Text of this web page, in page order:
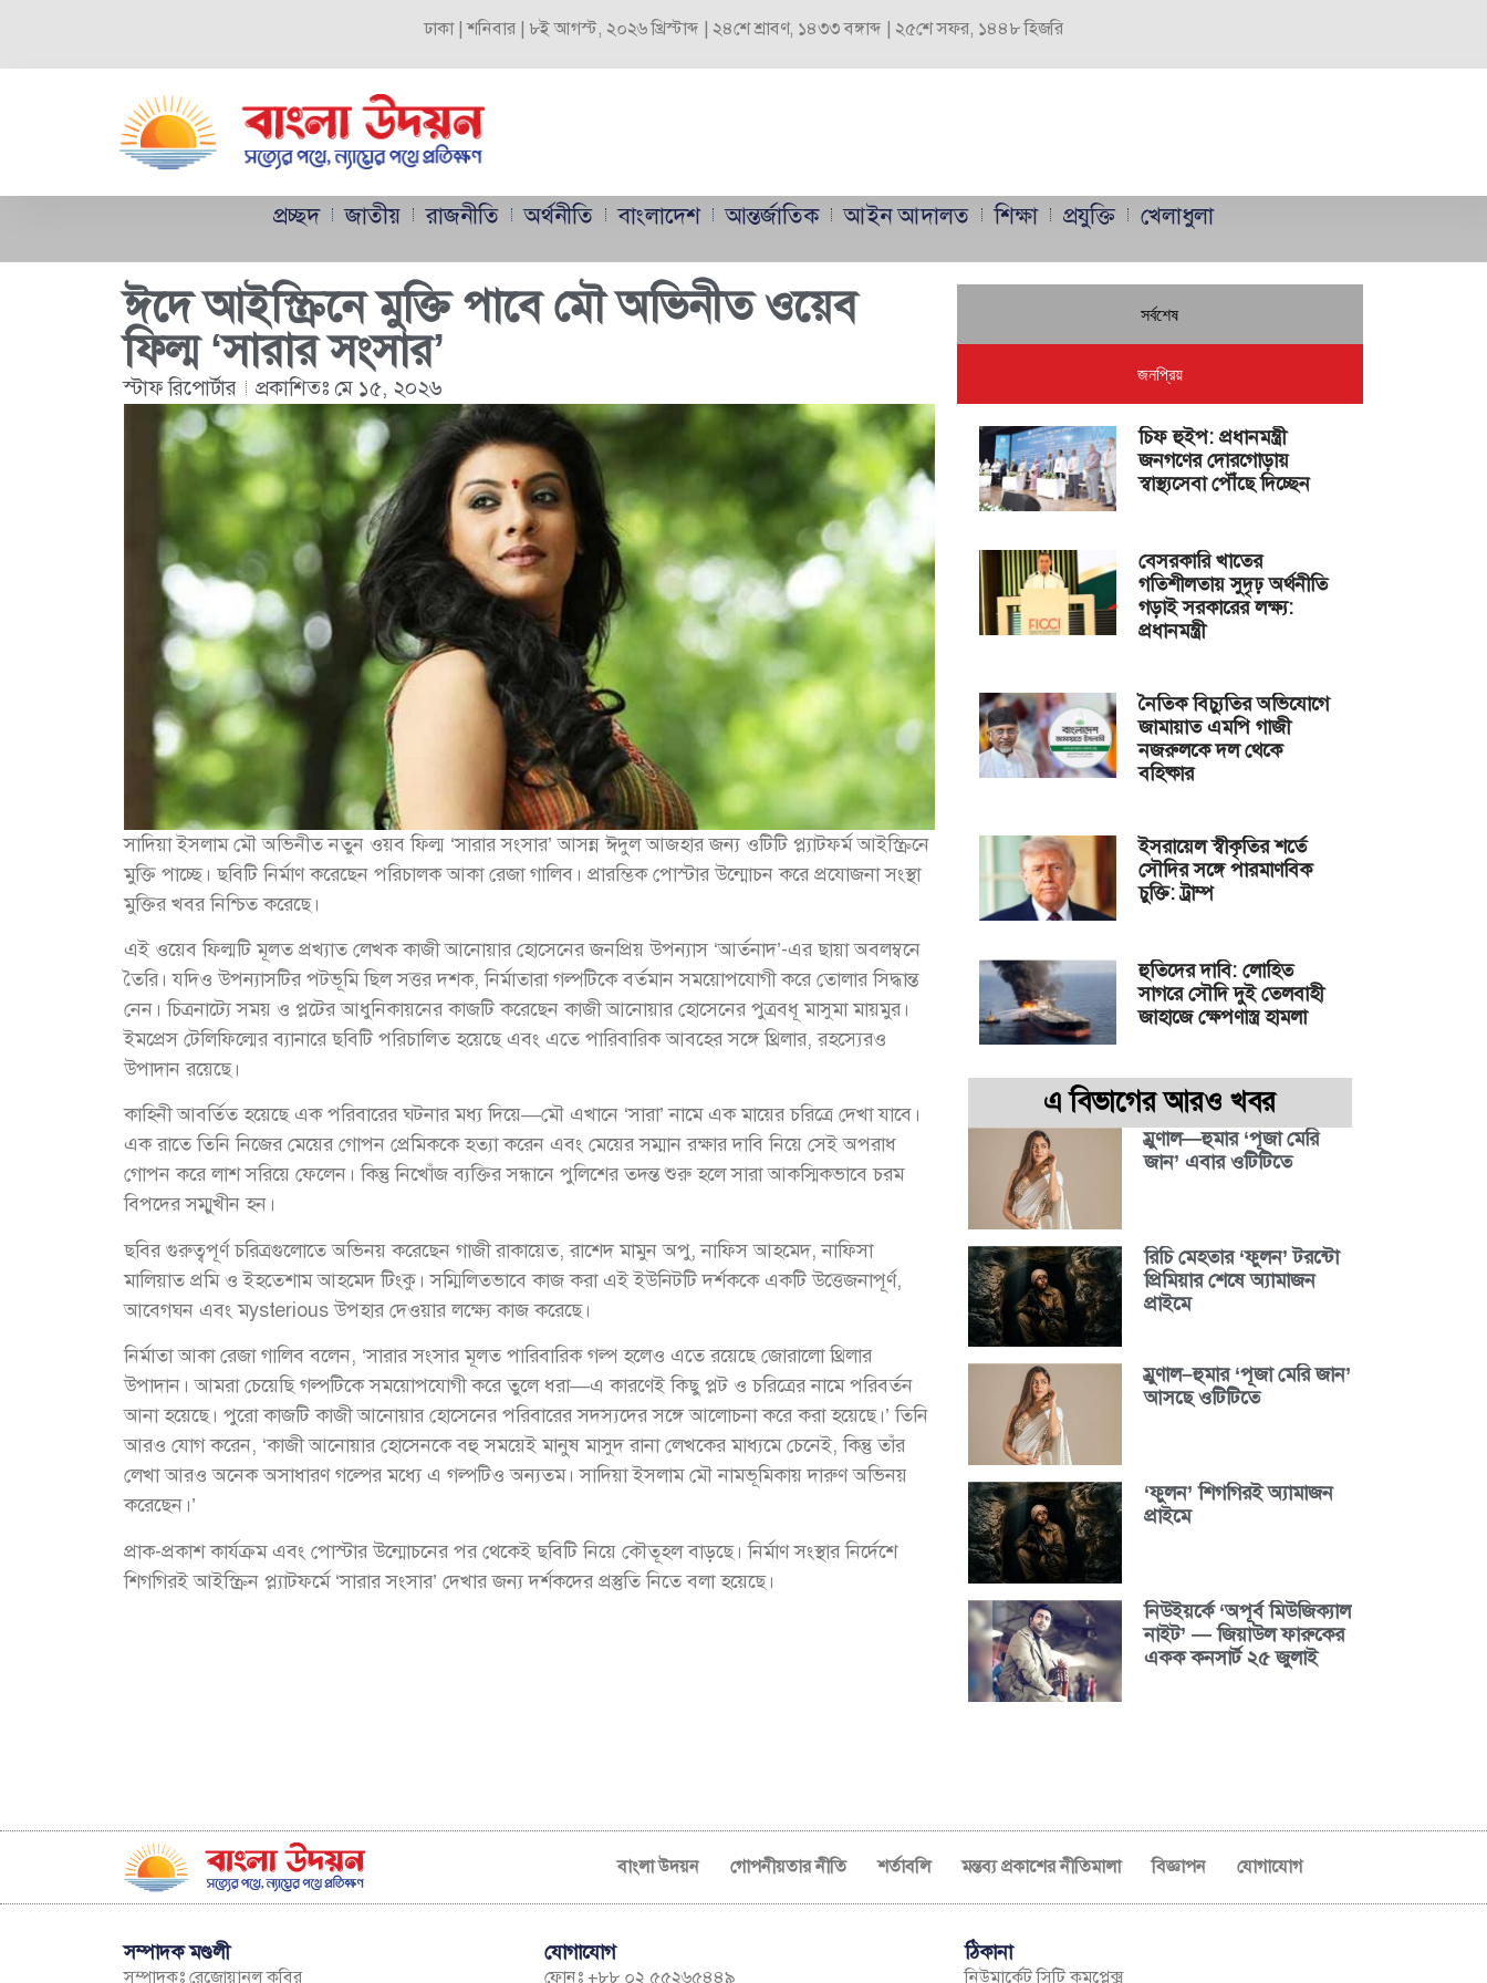
ঢাকা | শনিবার | ৮ই আগস্ট, ২০২৬ খ্রিস্টাব্দ | ২৪শে শ্রাবণ, ১৪৩৩ বঙ্গাব্দ | ২৫শে সফর, ১৪৪৮ হিজরি
প্রচ্ছদ জাতীয় রাজনীতি অর্থনীতি বাংলাদেশ আন্তর্জাতিক আইন আদালত শিক্ষা প্রযুক্তি খেলাধুলা
ঈদে আইস্ক্রিনে মুক্তি পাবে মৌ অভিনীত ওয়েব
ফিল্ম ‘সারার সংসার’
স্টাফ রিপোর্টার প্রকাশিতঃ মে ১৫, ২০২৬
সাদিয়া ইসলাম মৌ অভিনীত নতুন ওয়ব ফিল্ম ‘সারার সংসার’ আসন্ন ঈদুল আজহার জন্য ওটিটি প্ল্যাটফর্ম আইস্ক্রিনে
মুক্তি পাচ্ছে। ছবিটি নির্মাণ করেছেন পরিচালক আকা রেজা গালিব। প্রারম্ভিক পোস্টার উন্মোচন করে প্রযোজনা সংস্থা
মুক্তির খবর নিশ্চিত করেছে।
এই ওয়েব ফিল্মটি মূলত প্রখ্যাত লেখক কাজী আনোয়ার হোসেনের জনপ্রিয় উপন্যাস ‘আর্তনাদ’-এর ছায়া অবলম্বনে
তৈরি। যদিও উপন্যাসটির পটভূমি ছিল সত্তর দশক, নির্মাতারা গল্পটিকে বর্তমান সময়োপযোগী করে তোলার সিদ্ধান্ত
নেন। চিত্রনাট্যে সময় ও প্লটের আধুনিকায়নের কাজটি করেছেন কাজী আনোয়ার হোসেনের পুত্রবধূ মাসুমা মায়মুর।
ইমপ্রেস টেলিফিল্মের ব্যানারে ছবিটি পরিচালিত হয়েছে এবং এতে পারিবারিক আবহের সঙ্গে থ্রিলার, রহস্যেরও
উপাদান রয়েছে।
কাহিনী আবর্তিত হয়েছে এক পরিবারের ঘটনার মধ্য দিয়ে—মৌ এখানে ‘সারা’ নামে এক মায়ের চরিত্রে দেখা যাবে।
এক রাতে তিনি নিজের মেয়ের গোপন প্রেমিককে হত্যা করেন এবং মেয়ের সম্মান রক্ষার দাবি নিয়ে সেই অপরাধ
গোপন করে লাশ সরিয়ে ফেলেন। কিন্তু নিখোঁজ ব্যক্তির সন্ধানে পুলিশের তদন্ত শুরু হলে সারা আকস্মিকভাবে চরম
বিপদের সম্মুখীন হন।
ছবির গুরুত্বপূর্ণ চরিত্রগুলোতে অভিনয় করেছেন গাজী রাকায়েত, রাশেদ মামুন অপু, নাফিস আহমেদ, নাফিসা
মালিয়াত প্রমি ও ইহতেশাম আহমেদ টিংকু। সম্মিলিতভাবে কাজ করা এই ইউনিটটি দর্শককে একটি উত্তেজনাপূর্ণ,
আবেগঘন এবং মysterious উপহার দেওয়ার লক্ষ্যে কাজ করেছে।
নির্মাতা আকা রেজা গালিব বলেন, ‘সারার সংসার মূলত পারিবারিক গল্প হলেও এতে রয়েছে জোরালো থ্রিলার
উপাদান। আমরা চেয়েছি গল্পটিকে সময়োপযোগী করে তুলে ধরা—এ কারণেই কিছু প্লট ও চরিত্রের নামে পরিবর্তন
আনা হয়েছে। পুরো কাজটি কাজী আনোয়ার হোসেনের পরিবারের সদস্যদের সঙ্গে আলোচনা করে করা হয়েছে।’ তিনি
আরও যোগ করেন, ‘কাজী আনোয়ার হোসেনকে বহু সময়েই মানুষ মাসুদ রানা লেখকের মাধ্যমে চেনেই, কিন্তু তাঁর
লেখা আরও অনেক অসাধারণ গল্পের মধ্যে এ গল্পটিও অন্যতম। সাদিয়া ইসলাম মৌ নামভূমিকায় দারুণ অভিনয়
করেছেন।’
প্রাক-প্রকাশ কার্যক্রম এবং পোস্টার উন্মোচনের পর থেকেই ছবিটি নিয়ে কৌতূহল বাড়ছে। নির্মাণ সংস্থার নির্দেশে
শিগগিরই আইস্ক্রিন প্ল্যাটফর্মে ‘সারার সংসার’ দেখার জন্য দর্শকদের প্রস্তুতি নিতে বলা হয়েছে।
সর্বশেষ
জনপ্রিয়
চিফ হুইপ: প্রধানমন্ত্রী
জনগণের দোরগোড়ায়
স্বাস্থ্যসেবা পৌঁছে দিচ্ছেন
বেসরকারি খাতের
গতিশীলতায় সুদৃঢ় অর্থনীতি
গড়াই সরকারের লক্ষ্য:
প্রধানমন্ত্রী
নৈতিক বিচ্যুতির অভিযোগে
জামায়াত এমপি গাজী
নজরুলকে দল থেকে
বহিষ্কার
ইসরায়েল স্বীকৃতির শর্তে
সৌদির সঙ্গে পারমাণবিক
চুক্তি: ট্রাম্প
হুতিদের দাবি: লোহিত
সাগরে সৌদি দুই তেলবাহী
জাহাজে ক্ষেপণাস্ত্র হামলা
এ বিভাগের আরও খবর
ম্রুণাল—হুমার ‘পূজা মেরি
জান’ এবার ওটিটিতে
রিচি মেহতার ‘ফুলন’ টরন্টো
প্রিমিয়ার শেষে অ্যামাজন
প্রাইমে
ম্রুণাল–হুমার ‘পূজা মেরি জান’
আসছে ওটিটিতে
‘ফুলন’ শিগগিরই অ্যামাজন
প্রাইমে
নিউইয়র্কে ‘অপূর্ব মিউজিক্যাল
নাইট’ — জিয়াউল ফারুকের
একক কনসার্ট ২৫ জুলাই
বাংলা উদয়ন গোপনীয়তার নীতি শর্তাবলি মন্তব্য প্রকাশের নীতিমালা বিজ্ঞাপন যোগাযোগ
সম্পাদক মণ্ডলী
সম্পাদকঃ রেজোয়ানুল কবির
যোগাযোগ
ফোনঃ +৮৮ ০২ ৫৫২৬৫৪৪৯
ঠিকানা
নিউমার্কেট সিটি কমপ্লেক্স